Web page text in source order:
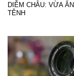
DIỄM CHÂU: VỪA
TÊNH